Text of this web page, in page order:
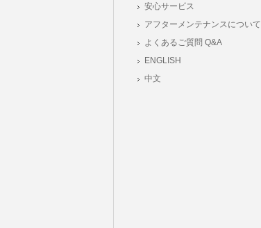
安心サービス
アフターメンテナンスについて
よくあるご質問 Q&A
ENGLISH
中文